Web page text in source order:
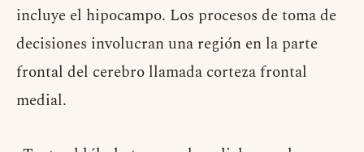
incluye el hipocampo. Los procesos de toma de
decisiones involucran una región en la parte
frontal del cerebro llamada corteza frontal
medial.